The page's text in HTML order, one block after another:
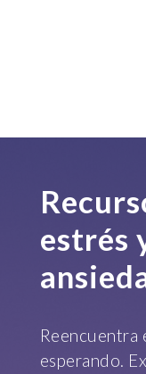
estrés
Reencuentra
esperando.